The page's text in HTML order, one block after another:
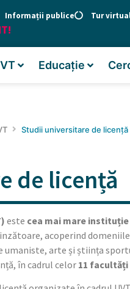
Informații publice Tur virtual
Educație
Studii universitare de licență
de licență
este cea mai mare
acoperind
arte și știința
în cadrul celor 11 facultăți